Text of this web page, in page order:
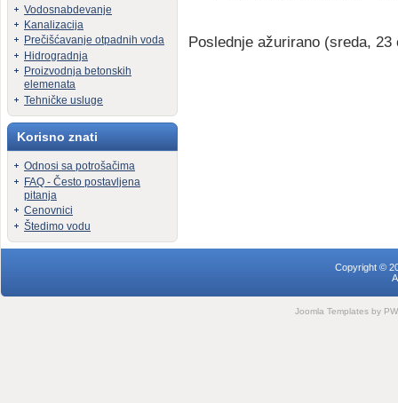
Vodosnabdevanje
Kanalizacija
Prečišćavanje otpadnih voda
Hidrogradnja
Proizvodnja betonskih
elemenata
Tehničke usluge
Korisno znati
Odnosi sa potrošačima
FAQ - Često postavljena
pitanja
Cenovnici
Štedimo vodu
Poslednje ažurirano (sreda, 23
Copyright ©
Joomla Templates by